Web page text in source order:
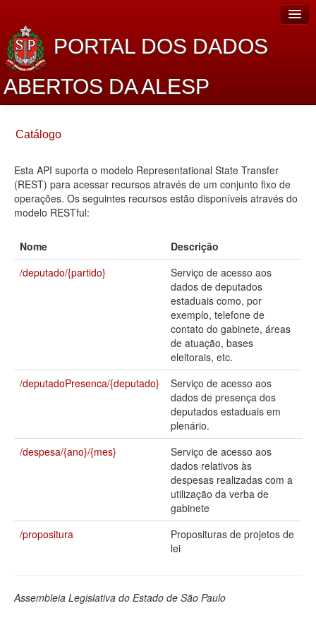
PORTAL DOS DADOS
ABERTOS DA ALESP
Sobre o projeto
Dados Abertos Alesp
Lei de Acesso à Informação
Planejamento
Catálogo de dados
Legislação
Perguntas frequentes
Catálogo
Esta API suporta o modelo Representational State Transfer
(REST) para acessar recursos através de um conjunto fixo de
operações. Os seguintes recursos estão disponíveis através do
modelo RESTful:
Nome
Descrição
/deputado/{partido}
Serviço de acesso aos
dados de deputados
estaduais como, por
exemplo, telefone de
contato do gabinete, áreas
de atuação, bases
eleitorais, etc.
/deputadoPresenca/{deputado}
Serviço de acesso aos
dados de presença dos
deputados estaduais em
plenário.
/despesa/{ano}/{mes}
Serviço de acesso aos
dados relativos às
despesas realizadas com a
utilização da verba de
gabinete
/propositura
Proposituras de projetos de
lei
Assembleia Legislativa do Estado de São Paulo